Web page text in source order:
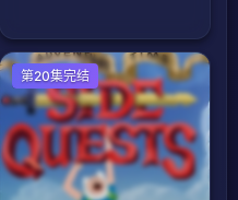
欧美动漫
第20集完结